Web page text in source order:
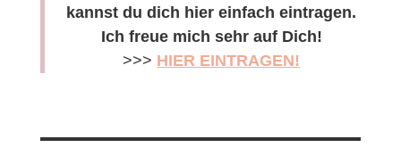
kannst du dich hier einfach eintragen.
Ich freue mich sehr auf Dich!
>>> HIER EINTRAGEN!